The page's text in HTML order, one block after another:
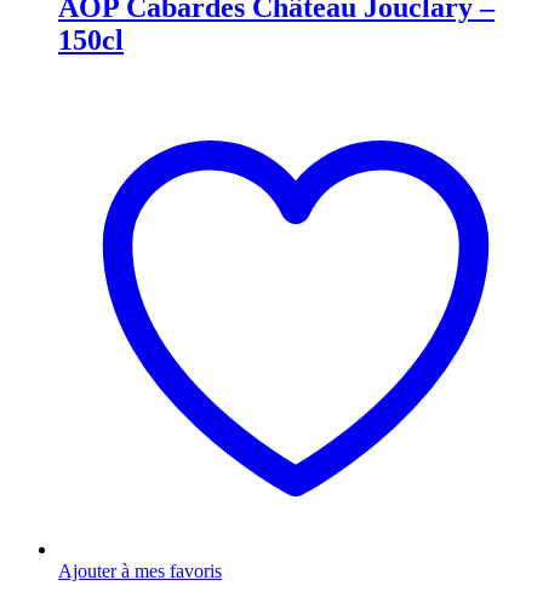
AOP Cabardes Château Jouclary –
150cl
Ajouter à mes favoris